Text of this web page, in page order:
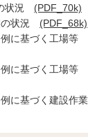
状況 (PDF_70k)
の状況 (PDF_68k)
に基づく工場等
に基づく工場等
に基づく建設作業